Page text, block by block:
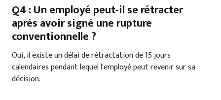
Q4 : Un employé peut-il se rétracter
après avoir signé une rupture
conventionnelle ?
Oui, il existe un délai de rétractation de 15 jours
calendaires pendant lequel l'employé peut revenir sur sa
décision.